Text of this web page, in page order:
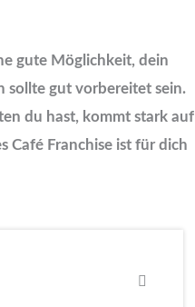
gute Möglichkeit, dein
sollte gut vorbereitet sein.
du hast, kommt stark auf
Café Franchise ist für dich